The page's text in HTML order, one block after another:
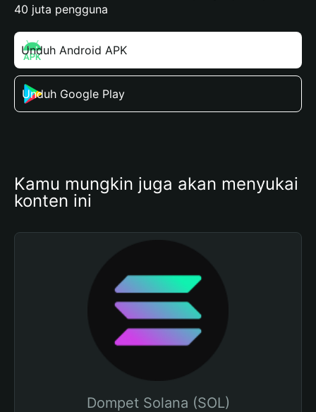
40 juta pengguna
Unduh Android APK
Unduh Google Play
Kamu mungkin juga akan menyukai
konten ini
Dompet Solana (SOL)